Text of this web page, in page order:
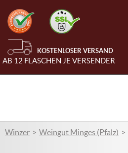
KOSTENLOSER VERSAND
AB 12 FLASCHEN JE VERSENDER
Winzer Weingut Minges (Pfalz)